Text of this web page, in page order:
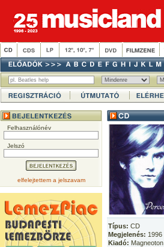
Felhasználónév
Jelszó
elfelejtettem a jelszavam
Típus: CD
Megjelenés: 1996
Kiadó: Magneoton